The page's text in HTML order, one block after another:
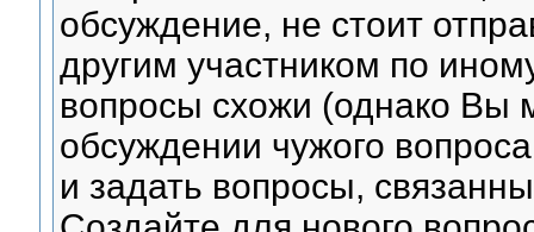
обсуждение, не стоит
другим участником по
вопросы схожи (однако Вы
обсуждении чужого
и задать вопросы,